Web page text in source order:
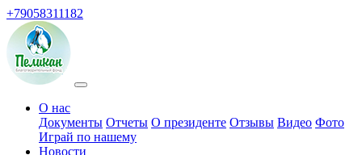
+79058311182
О нас
Документы Отчеты О президенте Отзывы Видео Фото
Играй по нашему
Новости